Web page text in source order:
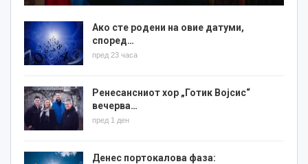
Ако сте родени на овие датуми,
според…
пред 23 часа
Ренесансниот хор „Готик Војсис“
вечерва…
пред 1 ден
Денес портокалова фаза: